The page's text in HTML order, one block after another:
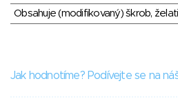
Obsahuje (modifikovaný) škrob,
Jak hodnotíme? Podívejte se na